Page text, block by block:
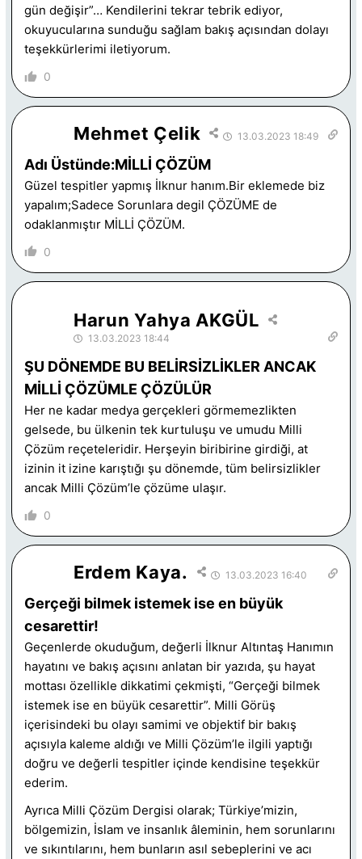
gün değişir”… Kendilerini tekrar tebrik ediyor,
okuyucularına sunduğu sağlam bakış açısından dolayı
teşekkürlerimi iletiyorum.
0
Mehmet Çelik 13.03.2023 18:49
Adı Üstünde:MİLLİ ÇÖZÜM
Güzel tespitler yapmış İlknur hanım.Bir eklemede biz
yapalım;Sadece Sorunlara degil ÇÖZÜME de
odaklanmıştır MİLLİ ÇÖZÜM.
0
Harun Yahya AKGÜL
13.03.2023 18:44
ŞU DÖNEMDE BU BELİRSİZLİKLER ANCAK
MİLLİ ÇÖZÜMLE ÇÖZÜLÜR
Her ne kadar medya gerçekleri görmemezlikten
gelsede, bu ülkenin tek kurtuluşu ve umudu Milli
Çözüm reçeteleridir. Herşeyin biribirine girdiği, at
izinin it izine karıştığı şu dönemde, tüm belirsizlikler
ancak Milli Çözüm’le çözüme ulaşır.
0
Erdem Kaya. 13.03.2023 16:40
Gerçeği bilmek istemek ise en büyük
cesarettir!
Geçenlerde okuduğum, değerli İlknur Altıntaş Hanımın
hayatını ve bakış açısını anlatan bir yazıda, şu hayat
mottası özellikle dikkatimi çekmişti, “Gerçeği bilmek
istemek ise en büyük cesarettir”. Milli Görüş
içerisindeki bu olayı samimi ve objektif bir bakış
açısıyla kaleme aldığı ve Milli Çözüm’le ilgili yaptığı
doğru ve değerli tespitler içinde kendisine teşekkür
ederim.
Ayrıca Milli Çözüm Dergisi olarak; Türkiye’mizin,
bölgemizin, İslam ve insanlık âleminin, hem sorunlarını
ve sıkıntılarını, hem bunların asıl sebeplerini ve acı